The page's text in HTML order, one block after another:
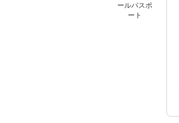
ールパスポ
ート